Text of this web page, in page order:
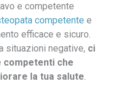
e competente
competente e
efficace e sicuro.
situazioni negative, ci
competenti che
la tua salute.